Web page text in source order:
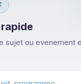
sujet ou evenement